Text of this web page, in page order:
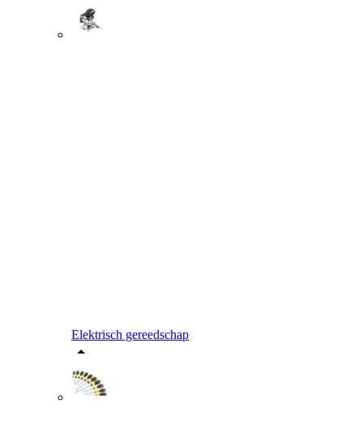
Elektrisch gereedschap